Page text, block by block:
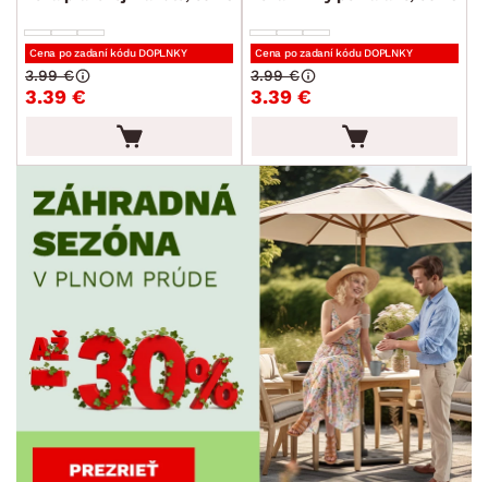
Cena po zadaní kódu DOPLNKY
3.39 €
3.99 €
Cena po zadaní kódu DOPLNKY
3.39 €
3.99 €